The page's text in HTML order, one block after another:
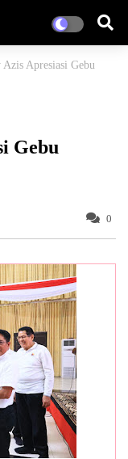
Azis Apresiasi Gebu
Gebu
0